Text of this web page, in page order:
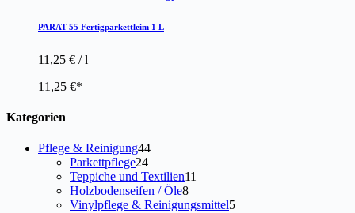
PARAT 55 Fertigparkettleim 1 L
11,25 € /l
11,25 €
Kategorien
Pflege & Reinigung4444
Parkettpflege2424
Produkte
Teppiche und Textilien11
Holzbodenseifen / Öle88
Produkte
Vinylpflege & Reinigungsmittel55